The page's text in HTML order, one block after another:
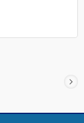
料や出力軸の